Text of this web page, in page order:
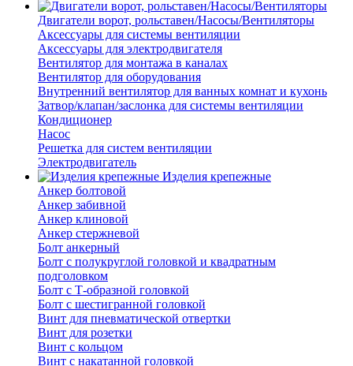
Двигатели ворот, рольставен/Насосы/Вентиляторы
Аксессуары для системы вентиляции
Аксессуары для электродвигателя
Вентилятор для монтажа в каналах
Вентилятор для оборудования
Внутренний вентилятор для ванных комнат и кухонь
Затвор/клапан/заслонка для системы вентиляции
Кондиционер
Насос
Решетка для систем вентиляции
Электродвигатель
Изделия крепежные
Анкер болтовой
Анкер забивной
Анкер клиновой
Анкер стержневой
Болт анкерный
Болт с полукруглой головкой и квадратным
подголовком
Болт с Т-образной головкой
Болт с шестигранной головкой
Винт для пневматической отвертки
Винт для розетки
Винт с кольцом
Винт с накатанной головкой